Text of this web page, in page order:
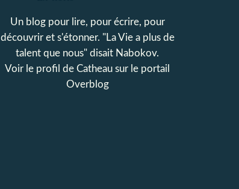
Un blog pour lire, pour écrire, pour
découvrir et s'étonner. "La Vie a plus de
talent que nous" disait Nabokov.
Voir le profil de Catheau sur le portail
Overblog